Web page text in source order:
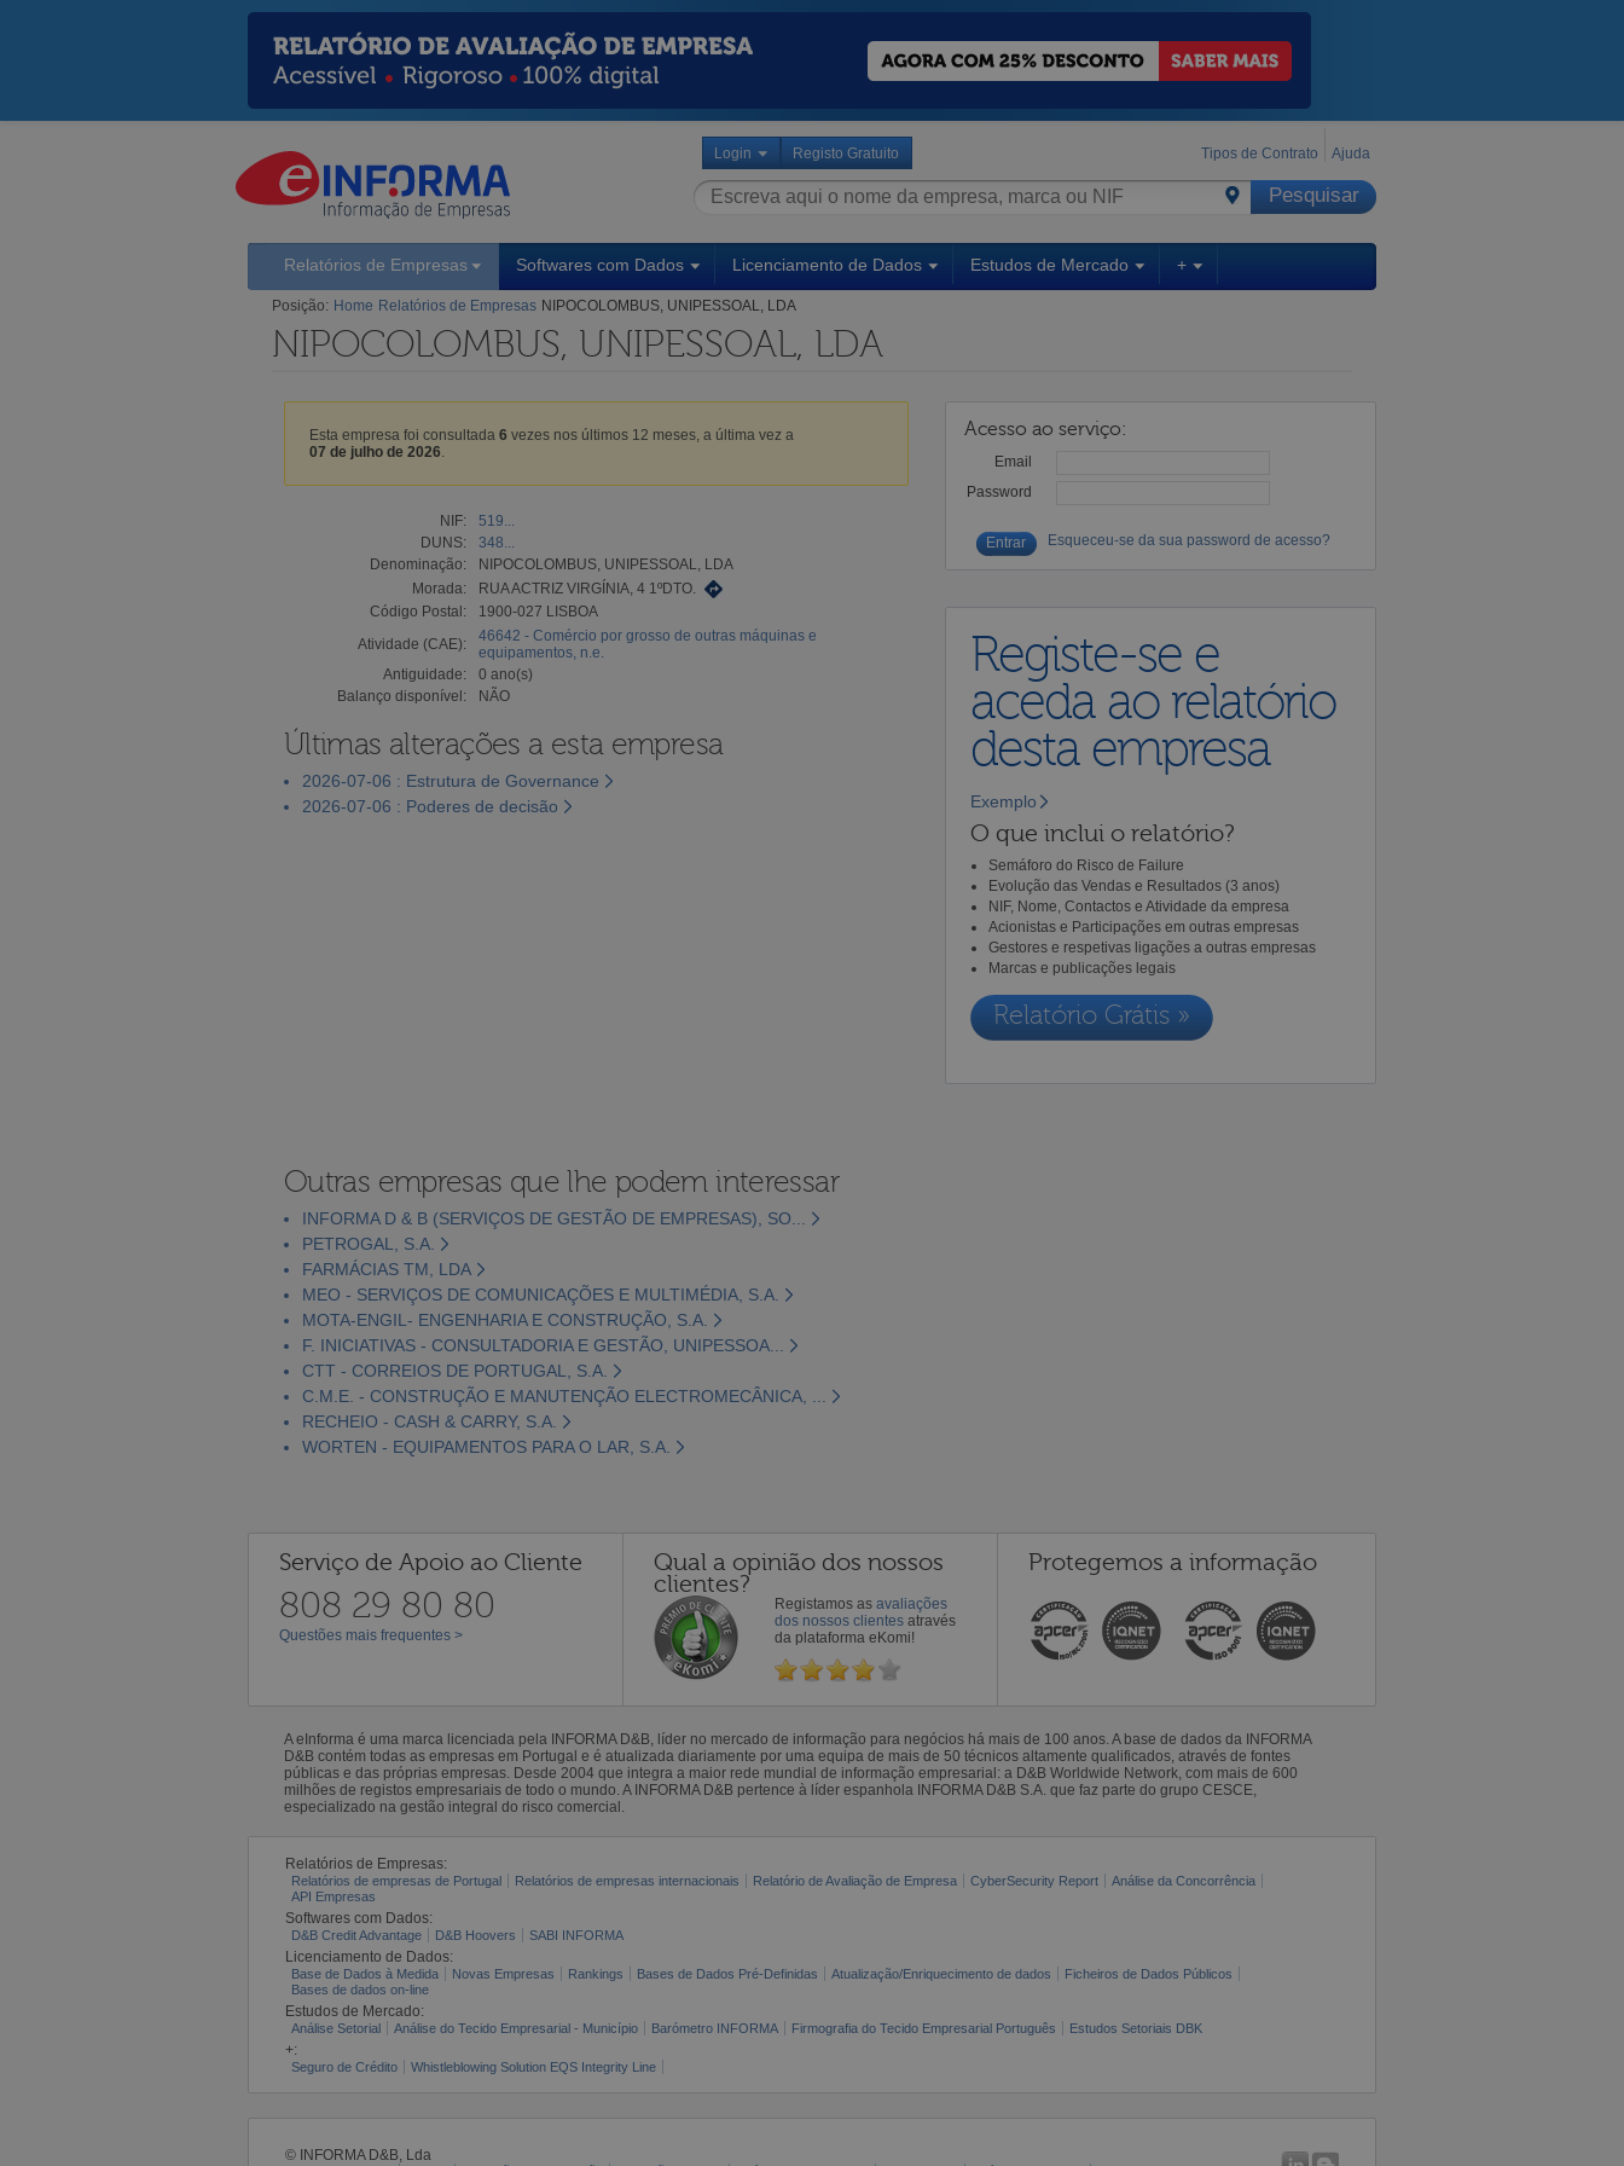
Login Registo Gratuito Tipos de Contrato Ajuda
Relatórios de Empresas Softwares com Dados Licenciamento de Dados Estudos de Mercado +
Posição: Home Relatórios de Empresas NIPOCOLOMBUS, UNIPESSOAL, LDA
NIPOCOLOMBUS, UNIPESSOAL, LDA
Esta empresa foi consultada 6 vezes nos últimos 12 meses, a última vez a
07 de julho de 2026
NIF:
519...
DUNS:
348...
Denominação:
NIPOCOLOMBUS, UNIPESSOAL, LDA
Morada:
RUA ACTRIZ VIRGÍNIA, 4 1ºDTO.
Código Postal:
1900-027 LISBOA
Atividade (CAE):
46642 - Comércio por grosso de outras máquinas e
equipamentos, n.e.
Antiguidade:
0 ano(s)
Balanço disponível:
NÃO
Últimas alterações a esta empresa
2026-07-06 : Estrutura de Governance
2026-07-06 : Poderes de decisão
Acesso ao serviço:
Email
Password
Esqueceu-se da sua password de acesso?
Registe-se e
aceda ao relatório
desta empresa
Exemplo
O que inclui o relatório?
Semáforo do Risco de Failure
Evolução das Vendas e Resultados (3 anos)
NIF, Nome, Contactos e Atividade da empresa
Acionistas e Participações em outras empresas
Gestores e respetivas ligações a outras empresas
Marcas e publicações legais
Relatório Grátis »
Outras empresas que lhe podem interessar
INFORMA D & B (SERVIÇOS DE GESTÃO DE EMPRESAS), SO...
PETROGAL, S.A.
FARMÁCIAS TM, LDA
MEO - SERVIÇOS DE COMUNICAÇÕES E MULTIMÉDIA, S.A.
MOTA-ENGIL- ENGENHARIA E CONSTRUÇÃO, S.A.
F. INICIATIVAS - CONSULTADORIA E GESTÃO, UNIPESSOA...
CTT - CORREIOS DE PORTUGAL, S.A.
C.M.E. - CONSTRUÇÃO E MANUTENÇÃO ELECTROMECÂNICA, ...
RECHEIO - CASH & CARRY, S.A.
WORTEN - EQUIPAMENTOS PARA O LAR, S.A.
Serviço de Apoio ao Cliente
808 29 80 80
Questões mais frequentes >
Qual a opinião dos nossos
clientes?
Registamos as avaliações
dos nossos clientes através
da plataforma eKomi!
Protegemos a informação
A eInforma é uma marca licenciada pela INFORMA D&B, líder no mercado de informação para negócios há mais de 100 anos. A base de dados da INFORMA
D&B contém todas as empresas em Portugal e é atualizada diariamente por uma equipa de mais de 50 técnicos altamente qualificados, através de fontes
públicas e das próprias empresas. Desde 2004 que integra a maior rede mundial de informação empresarial: a D&B Worldwide Network, com mais de 600
milhões de registos empresariais de todo o mundo. A INFORMA D&B pertence à líder espanhola INFORMA D&B S.A. que faz parte do grupo CESCE,
especializado na gestão integral do risco comercial.
Relatórios de Empresas:
Relatórios de empresas de Portugal Relatórios de empresas internacionais Relatório de Avaliação de Empresa CyberSecurity Report
Análise da Concorrência
API Empresas
Softwares com Dados:
D&B Credit Advantage D&B Hoovers SABI INFORMA
Licenciamento de Dados:
Base de Dados à Medida Novas Empresas Rankings Bases de Dados Pré-Definidas Atualização/Enriquecimento de dados
Ficheiros de Dados Públicos
Bases de dados on-line
Estudos de Mercado:
Análise Setorial Análise do Tecido Empresarial - Município Barómetro INFORMA Firmografia do Tecido Empresarial Português Estudos Setoriais DBK
+:
Seguro de Crédito Whistleblowing Solution EQS Integrity Line
© INFORMA D&B, Lda